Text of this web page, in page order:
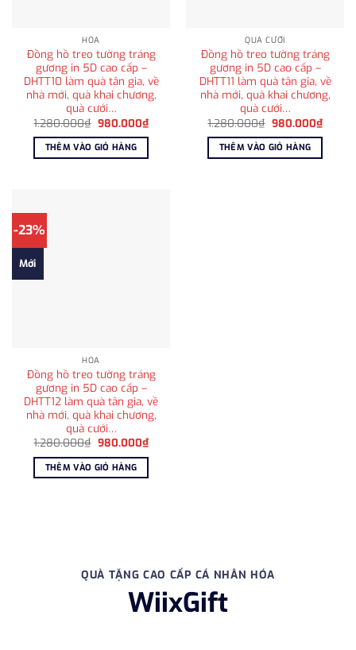
HỎA
Đồng hồ treo tường tráng
gương in 5D cao cấp –
DHTT10 làm quà tân gia, về
nhà mới, quà khai chương,
quà cưới…
1.280.000₫ Giá
là:
1.280.000₫.
980.000₫Giá
hiện
980.000₫.
THÊM VÀO GIỎ HÀNG
QUÀ CƯỚI
Đồng hồ treo tường tráng
gương in 5D cao cấp –
DHTT11 làm quà tân gia, về
nhà mới, quà khai chương,
quà cưới…
1.280.000₫ Giá
là:
1.280.000₫.
980.000₫Giá
hiện
THÊM VÀO GIỎ HÀNG
-23%
Mới
HỎA
Đồng hồ treo tường tráng
gương in 5D cao cấp –
DHTT12 làm quà tân gia, về
nhà mới, quà khai chương,
quà cưới…
1.280.000₫ Giá
là:
1.280.000₫.
980.000₫Giá
hiện
980.000₫.
THÊM VÀO GIỎ HÀNG
QUÀ TẶNG CAO CẤP CÁ NHÂN HÓA
WiixGift